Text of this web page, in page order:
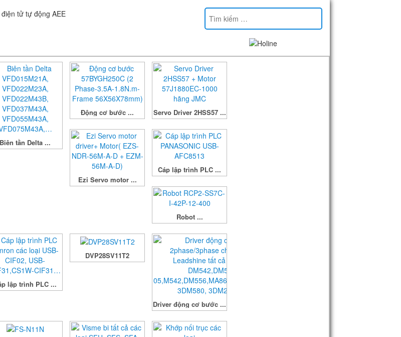
Biên tần Delta ...
Động cơ bước ... Servo Driver 2HSS57 ...
Ezi Servo motor ...
Cáp lập trình PLC ...
Robot ...
lập trình PLC ...
DVP28SV11T2
Driver động cơ bước ...